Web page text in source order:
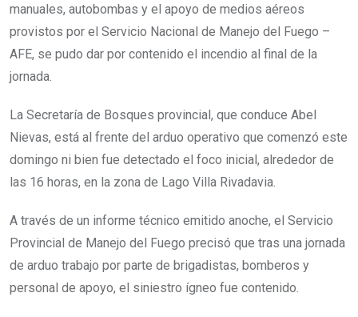
manuales, autobombas y el apoyo de medios aéreos
provistos por el Servicio Nacional de Manejo del Fuego –
AFE, se pudo dar por contenido el incendio al final de la
jornada.
La Secretaría de Bosques provincial, que conduce Abel
Nievas, está al frente del arduo operativo que comenzó este
domingo ni bien fue detectado el foco inicial, alrededor de
las 16 horas, en la zona de Lago Villa Rivadavia.
A través de un informe técnico emitido anoche, el Servicio
Provincial de Manejo del Fuego precisó que tras una jornada
de arduo trabajo por parte de brigadistas, bomberos y
personal de apoyo, el siniestro ígneo fue contenido.